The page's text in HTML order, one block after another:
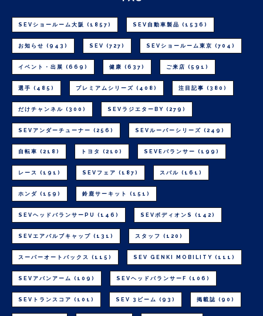
SEVショールーム大阪 (1857) SEV自動車製品 (1536)
お知らせ (943) SEV (727) SEVショールーム東京 (704)
イベント・出展 (669) 健康 (637) ご来店 (591)
選手 (485) プレミアムシリーズ (408) 注目記事 (380)
だけチャンネル (300) SEVラジエターBY (279)
SEVアンダーチューナー (256) SEVルーパーシリーズ (249)
自転車 (218) トヨタ (210) SEVEバランサー (199)
レース (191) SEVフェア (187) スバル (161)
ホンダ (159) 鈴鹿サーキット (151)
SEVヘッドバランサーPU (146) SEVボディオンS (142)
SEVエアバルブキャップ (131) スタッフ (120)
スーパーオートバックス (115) SEV GENKI MOBILITY (111)
SEVアバンアーム (109) SEVヘッドバランサーF (106)
SEVトランスコア (101) SEV 3ビーム (93) 掲載誌 (90)